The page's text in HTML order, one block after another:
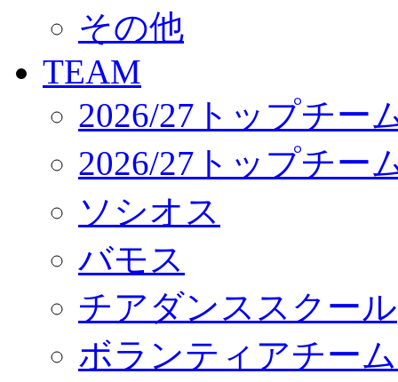
サステナビリティ
Web制作支援
応援プロジェクト
その他
TEAM
2026/27トップチー
2026/27トップチー
ソシオス
バモス
チアダンススクール
ボランティアチー